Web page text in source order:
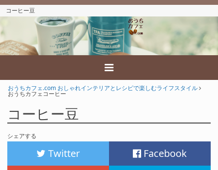
コーヒー豆
おうちカフェ.com おしゃれインテリアとレシピで楽しむライフスタイル
おうちカフェコーヒー
コーヒー豆
シェアする
Twitter
Facebook